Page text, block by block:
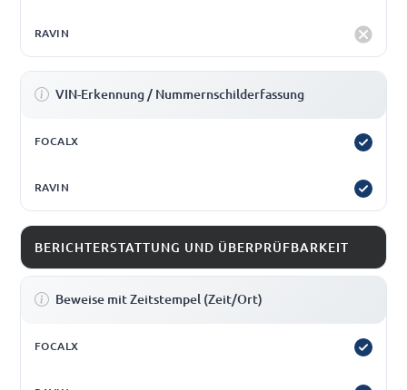
VIN-Erkennung / Nummernschilderfassung
BERICHTERSTATTUNG UND ÜBERPRÜFBARKEIT
Beweise mit Zeitstempel (Zeit/Ort)